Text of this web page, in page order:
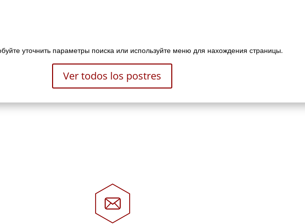
уточнить параметры поиска или используйте меню для нахождения страницы.
Ver todos los postres